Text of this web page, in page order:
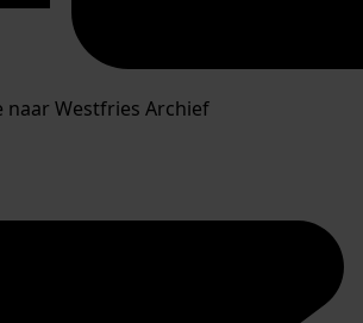
naar Westfries Archief